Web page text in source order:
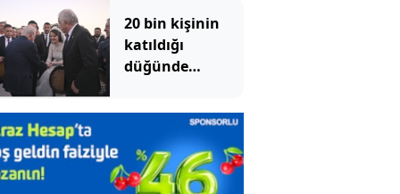
20 bin kişinin
katıldığı
düğünde
şahidi oldu